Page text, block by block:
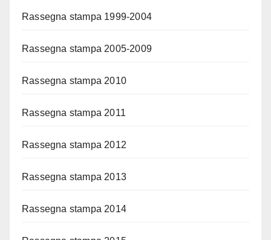
Rassegna stampa 1999-2004
Rassegna stampa 2005-2009
Rassegna stampa 2010
Rassegna stampa 2011
Rassegna stampa 2012
Rassegna stampa 2013
Rassegna stampa 2014